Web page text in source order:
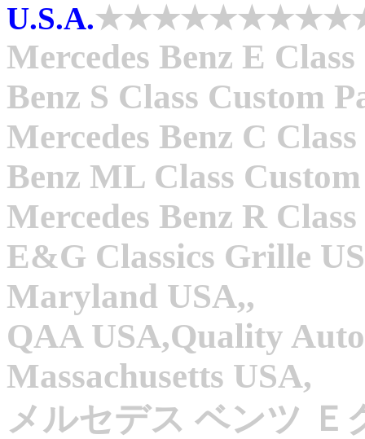
U.S.A.
Mercedes Benz E
Benz S Class Custom
Mercedes Benz C
Benz ML Class
Mercedes Benz R
E&G Classics Grille
Maryland USA,,
QAA USA,Quality
Massachusetts USA,
メルセデス ベンツ Ｅ